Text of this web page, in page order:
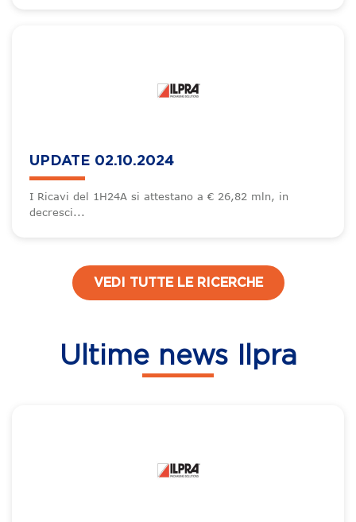
UPDATE 02.10.2024
I Ricavi del 1H24A si attestano a € 26,82 mln, in
decresci...
VEDI TUTTE LE RICERCHE
Ultime news Ilpra